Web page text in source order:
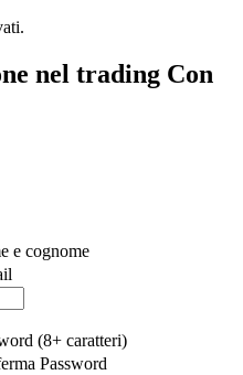
nel trading Con
e cognome
(8+ caratteri)
Password